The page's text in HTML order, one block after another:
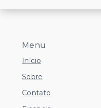
Menu
Início
Sobre
Contato